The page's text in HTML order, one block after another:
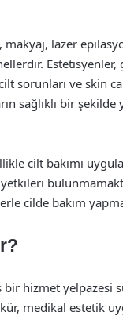
makyaj, lazer
sorunları ve skin
sağlıklı bir
cilt bakımı
cilde bakım
bir hizmet
medikal estetik